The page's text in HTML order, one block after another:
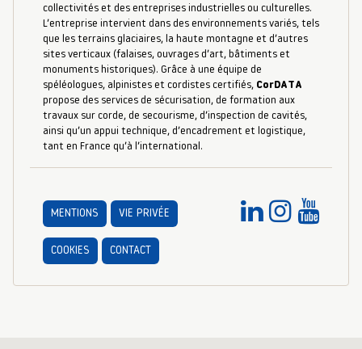
collectivités et des entreprises industrielles ou culturelles.
L’entreprise intervient dans des environnements variés, tels
que les terrains glaciaires, la haute montagne et d’autres
sites verticaux (falaises, ouvrages d’art, bâtiments et
monuments historiques). Grâce à une équipe de
spéléologues, alpinistes et cordistes certifiés, CorDATA
propose des services de sécurisation, de formation aux
travaux sur corde, de secourisme, d’inspection de cavités,
ainsi qu’un appui technique, d’encadrement et logistique,
tant en France qu’à l’international.
MENTIONS VIE PRIVÉE
COOKIES CONTACT